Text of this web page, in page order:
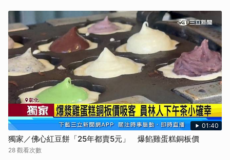
01:40
獨家／佛心紅豆餅「25年都賣5元」 爆餡雞蛋糕銅板價
28 觀看次數